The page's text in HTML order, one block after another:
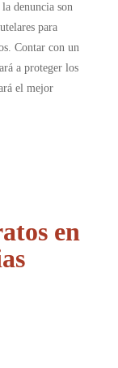
denuncia son
para
Contar con un
a proteger los
el mejor
en